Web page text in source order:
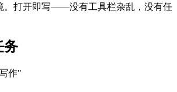
。打开即写——没有工具栏杂乱，没有任
务
作"